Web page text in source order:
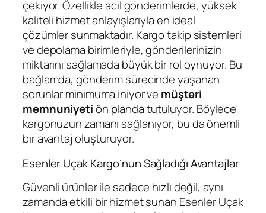
çekiyor. Özellikle acil gönderimlerde, yüksek
kaliteli hizmet anlayışlarıyla en ideal
çözümler sunmaktadır. Kargo takip sistemleri
ve depolama birimleriyle, gönderilerinizin
miktarını sağlamada büyük bir rol oynuyor. Bu
bağlamda, gönderim sürecinde yaşanan
sorunlar minimuma iniyor ve müşteri
memnuniyetiön planda tutuluyor. Böylece
kargonuzun zamanı sağlanıyor, bu da önemli
bir avantaj oluşturuyor.
Esenler Uçak Kargo’nun Sağladığı Avantajlar
Güvenli ürünler ile sadece hızlı değil, aynı
zamanda etkili bir hizmet sunan Esenler Uçak